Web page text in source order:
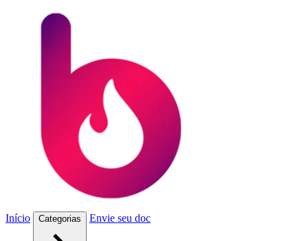
Início Categorias Envie seu doc